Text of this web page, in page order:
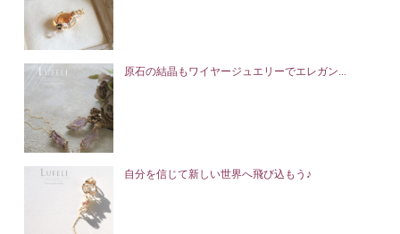
原石の結晶もワイヤージュエリーでエレガン...
自分を信じて新しい世界へ飛び込もう♪